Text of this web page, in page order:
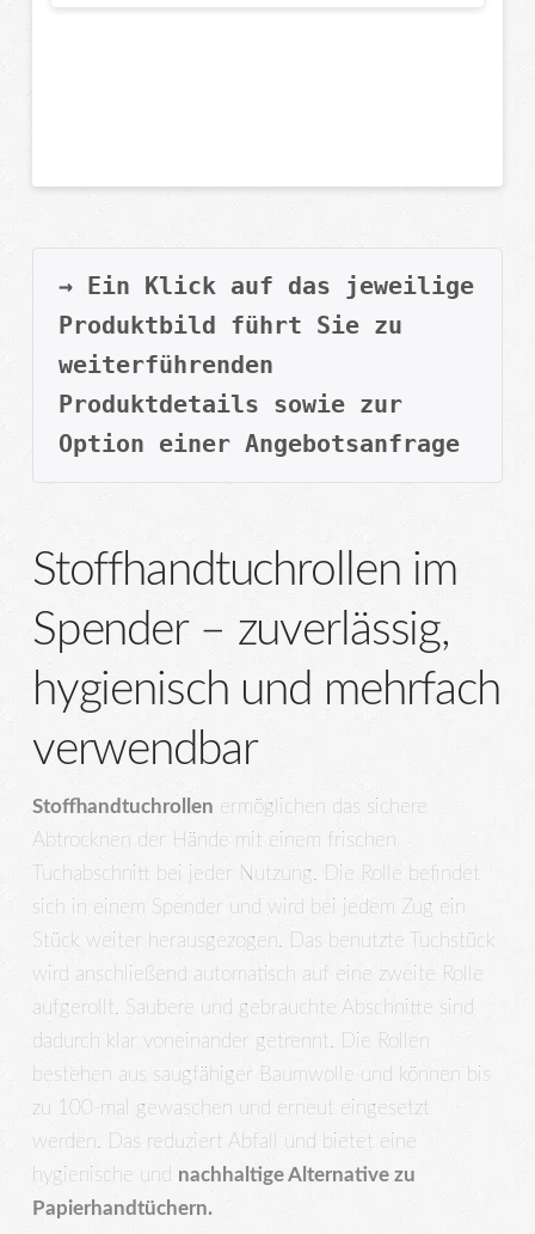
→ Ein Klick auf das jeweilige
Produktbild führt Sie zu
weiterführenden
Produktdetails sowie zur
Option einer Angebotsanfrage
Stoffhandtuchrollen im
Spender – zuverlässig,
hygienisch und mehrfach
verwendbar
Stoffhandtuchrollen ermöglichen das sichere
Abtrocknen der Hände mit einem frischen
Tuchabschnitt bei jeder Nutzung. Die Rolle befindet
sich in einem Spender und wird bei jedem Zug ein
Stück weiter herausgezogen. Das benutzte Tuchstück
wird anschließend automatisch auf eine zweite Rolle
aufgerollt. Saubere und gebrauchte Abschnitte sind
dadurch klar voneinander getrennt. Die Rollen
bestehen aus saugfähiger Baumwolle und können bis
zu 100-mal gewaschen und erneut eingesetzt
werden. Das reduziert Abfall und bietet eine
hygienische und nachhaltige Alternative zu
Papierhandtüchern.